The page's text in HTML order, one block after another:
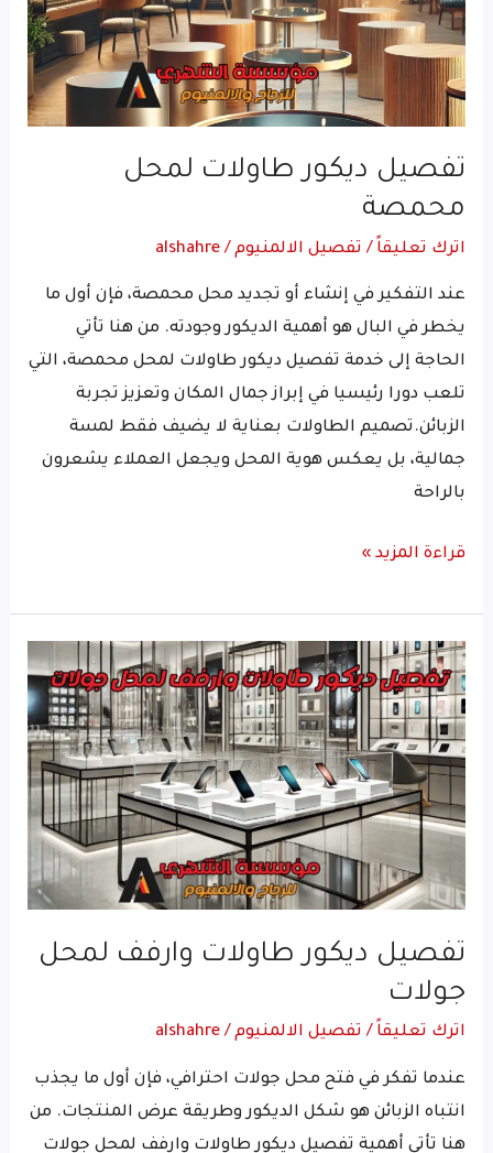
تفصيل ديكور طاولات لمحل
محمصة
اترك تعليقاً / تفصيل الالمنيوم /
alshahre
عند التفكير في إنشاء أو تجديد محل محمصة، فإن أول ما
يخطر في البال هو أهمية الديكور وجودته. من هنا تأتي
الحاجة إلى خدمة تفصيل ديكور طاولات لمحل محمصة، التي
تلعب دورا رئيسيا في إبراز جمال المكان وتعزيز تجربة
الزبائن.تصميم الطاولات بعناية لا يضيف فقط لمسة
جمالية، بل يعكس هوية المحل ويجعل العملاء يشعرون
بالراحة
قراءة المزيد »
تفصيل ديكور طاولات وارفف لمحل
جولات
اترك تعليقاً / تفصيل الالمنيوم /
alshahre
عندما تفكر في فتح محل جولات احترافي، فإن أول ما يجذب
انتباه الزبائن هو شكل الديكور وطريقة عرض المنتجات. من
هنا تأتي أهمية تفصيل ديكور طاولات وارفف لمحل جولات
تفصيل
ديكور
طاولات
وارفف
لمحل
جولات